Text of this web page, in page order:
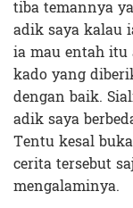
tiba temannya
adik saya kalau
ia mau entah itu
kado yang
dengan baik.
adik saya
Tentu kesal
cerita tersebut
mengalaminya.